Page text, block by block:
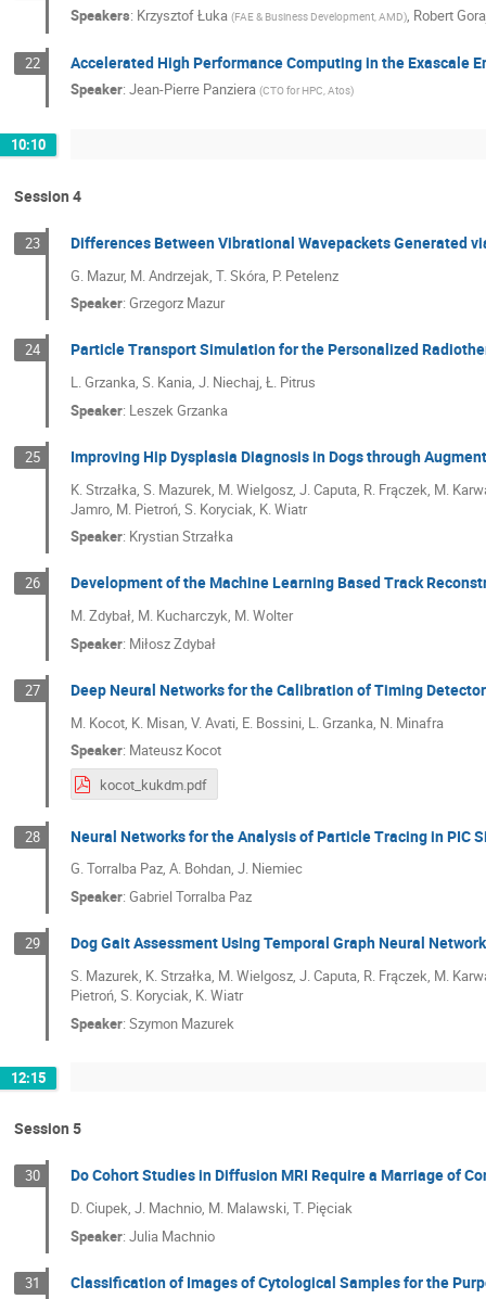
Speakers: Krzysztof Łuka (FAE & Business Development, AMD), Robert
22 Accelerated High Performance Computing in the Exascale
Speaker: Jean-Pierre Panziera (CTO for HPC, Atos)
10:10
Session 4
23 Differences Between Vibrational Wavepackets Generated
G. Mazur, M. Andrzejak, T. Skóra, P. Petelenz
Speaker: Grzegorz Mazur
24 Particle Transport Simulation for the Personalized
L. Grzanka, S. Kania, J. Niechaj, Ł. Pitrus
Speaker: Leszek Grzanka
25 Improving Hip Dysplasia Diagnosis in Dogs through
K. Strzałka, S. Mazurek, M. Wielgosz, J. Caputa, R. Frączek, M.
Jamro, M. Pietroń, S. Koryciak, K. Wiatr
Speaker: Krystian Strzałka
26 Development of the Machine Learning Based Track
M. Zdybał, M. Kucharczyk, M. Wolter
Speaker: Miłosz Zdybał
27 Deep Neural Networks for the Calibration of Timing
M. Kocot, K. Misan, V. Avati, E. Bossini, L. Grzanka, N. Minafra
Speaker: Mateusz Kocot
kocot_kukdm.pdf
28 Neural Networks for the Analysis of Particle Tracing in PIC
G. Torralba Paz, A. Bohdan, J. Niemiec
Speaker: Gabriel Torralba Paz
29 Dog Gait Assessment Using Temporal Graph Neural
S. Mazurek, K. Strzałka, M. Wielgosz, J. Caputa, R. Frączek, M.
Pietroń, S. Koryciak, K. Wiatr
Speaker: Szymon Mazurek
12:15
Session 5
30 Do Cohort Studies in Diffusion MRI Require a Marriage of
D. Ciupek, J. Machnio, M. Malawski, T. Pięciak
Speaker: Julia Machnio
31 Classification of Images of Cytological Samples for the